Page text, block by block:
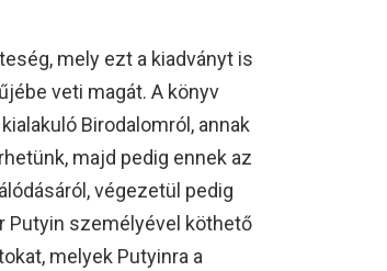
mely ezt a kiadványt is
veti magát. A könyv
Birodalomról, annak
majd pedig ennek az
végezetül pedig
Putyin személyével köthető
melyek Putyinra a